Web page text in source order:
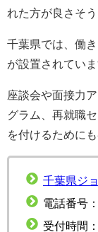
れた方が良さそう
千葉県では、働
が設置されていま
座談会や面接力
グラム、再就職
を付けるために
千葉県ジ
電話番号：
受付時間